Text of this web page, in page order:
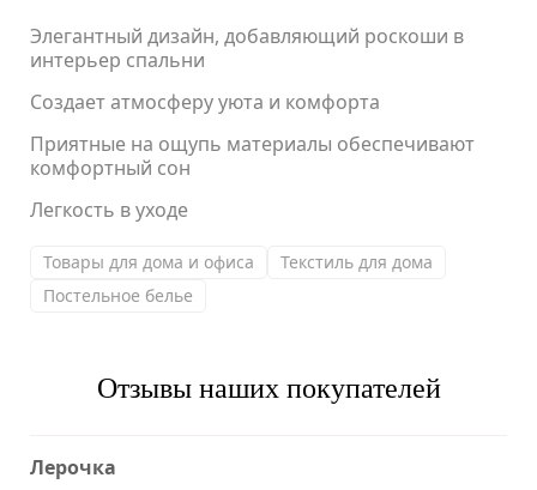
Элегантный дизайн, добавляющий роскоши в
интерьер спальни
Создает атмосферу уюта и комфорта
Приятные на ощупь материалы обеспечивают
комфортный сон
Легкость в уходе
Товары для дома и офиса
Текстиль для дома
Постельное белье
Отзывы наших покупателей
Лерочка